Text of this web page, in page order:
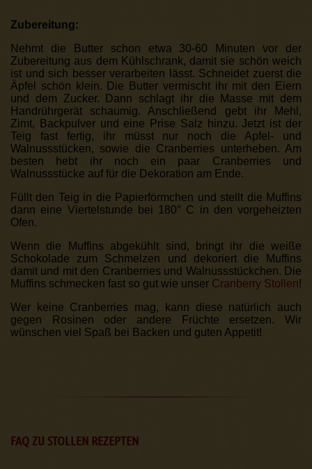
Zubereitung:
Nehmt die Butter schon etwa 30-60 Minuten vor der
Zubereitung aus dem Kühlschrank, damit sie schön weich
ist und sich besser verarbeiten lässt. Schneidet zuerst die
Äpfel schön klein. Die Butter vermischt ihr mit den Eiern
und dem Zucker. Dann schlagt ihr die Masse mit dem
Handrührgerät schaumig. Anschließend gebt ihr Mehl,
Zimt, Backpulver und eine Prise Salz hinzu. Jetzt ist der
Teig fast fertig, ihr müsst nur noch die Apfel- und
Walnussstücken, sowie die Cranberries unterheben. Am
besten hebt ihr noch ein paar Cranberries und
Walnussstücke auf für die Dekoration am Ende.
Füllt den Teig in die Papierförmchen und stellt die Muffins
dann eine Viertelstunde bei 180° C in den vorgeheizten
Ofen.
Wenn die Muffins abgekühlt sind, bringt ihr die weiße
Schokolade zum Schmelzen und dekoriert die Muffins
damit und mit den Cranberries und Walnussstückchen. Die
Muffins schmecken fast so gut wie unser Cranberry Stollen!
Wer keine Cranberries mag, kann diese natürlich auch
gegen Rosinen oder andere Früchte ersetzen. Wir
wünschen viel Spaß bei Backen und guten Appetit!
FAQ ZU STOLLEN REZEPTEN